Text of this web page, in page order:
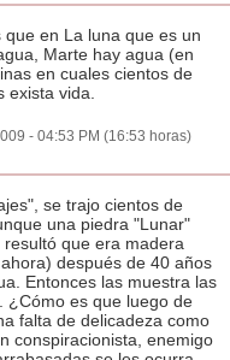
en La luna que es un
Marte hay agua (en
en cuales cientos de
exista vida.
- 04:53 PM (16:53 horas)
se trajo cientos de
una piedra "Lunar"
que era madera
después de 40 años
Entonces las muestra las
¿Cómo es que luego de
falta de delicadeza como
conspiracionista, enemigo